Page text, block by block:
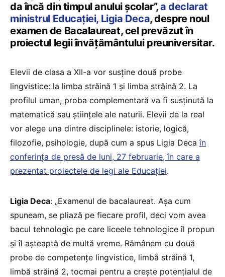
da încă din timpul anului școlar”,a declarat
ministrul Educației, Ligia Deca, despre noul
examen de Bacalaureat, cel prevăzut în
proiectul legii învățământului preuniversitar.
Elevii de clasa a XII-a vor susține două probe
lingvistice: la limba străină 1 și limba străină 2. La
profilul uman, proba complementară va fi susținută la
matematică sau științele ale naturii. Elevii de la real
vor alege una dintre disciplinele: istorie, logică,
filozofie, psihologie, după cum a spus Ligia Decaîn
conferința de presă de luni, 27 februarie, în care a
prezentat proiectele de legi ale Educației.
Ligia Deca: „Examenul de bacalaureat. Așa cum
spuneam, se pliază pe fiecare profil, deci vom avea
bacul tehnologic pe care liceele tehnologice îl propun
și îl așteaptă de multă vreme. Rămânem cu două
probe de competențe lingvistice, limbă străină 1,
limbă străină 2, tocmai pentru a crește potențialul de